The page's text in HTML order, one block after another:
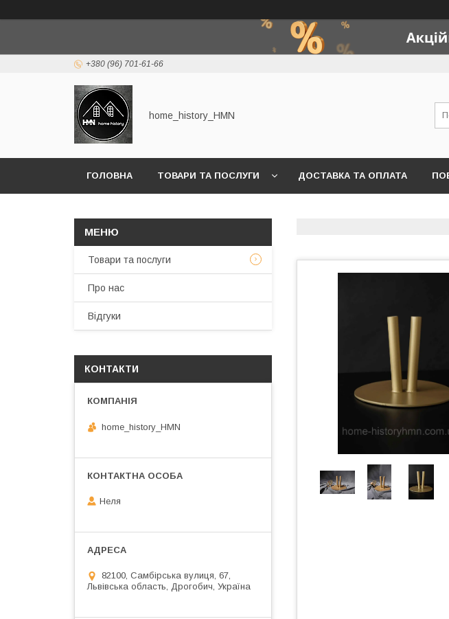
+380 (96) 701-61-66
home_history_HMN
ГОЛОВНА ТОВАРИ ТА ПОСЛУГИ ДОСТАВКА ТА ОПЛАТА
Товари та послуги
Про нас
Відгуки
КОНТАКТИ
home_history_HMN
Неля
82100, Самбірська вулиця, 67,
Львівська область, Дрогобич, Україна